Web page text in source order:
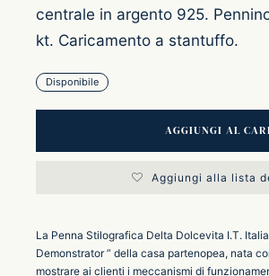
centrale in argento 925.
kt. Caricamento a stantuffo.
Disponibile
AGGIUNGI AL
Aggiungi alla lista
La Penna Stilografica Delta Dolcevita I.T.
Demonstrator ” della casa partenopea, nata
mostrare ai clienti i meccanismi di